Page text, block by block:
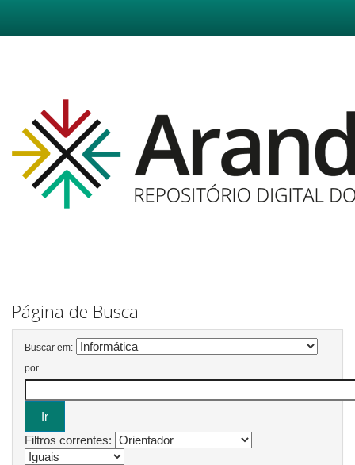
Página de Busca
Buscar em:
por
Filtros correntes: